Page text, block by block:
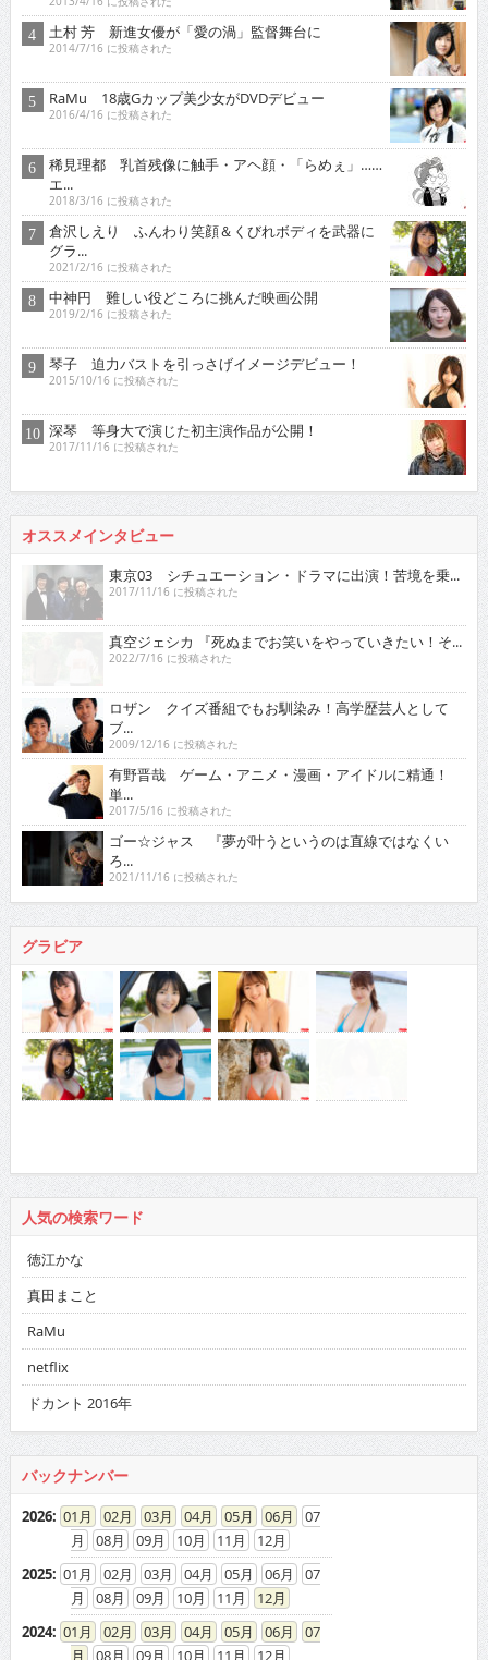
土村 芳 新進女優が「愛の渦」監督舞台に
2014/7/16 に投稿された
RaMu 18歳Gカップ美少女がDVDデビュー
2016/4/16 に投稿された
稀見理都 乳首残像に触手・アヘ顔・「らめぇ」……
エ...
2018/3/16 に投稿された
倉沢しえり ふんわり笑顔＆くびれボディを武器に
グラ...
2021/2/16 に投稿された
中神円 難しい役どころに挑んだ映画公開
2019/2/16 に投稿された
琴子 迫力バストを引っさげイメージデビュー！
2015/10/16 に投稿された
深琴 等身大で演じた初主演作品が公開！
2017/11/16 に投稿された
オススメインタビュー
東京03 シチュエーション・ドラマに出演！苦境を乗...
2017/11/16 に投稿された
真空ジェシカ 『死ぬまでお笑いをやっていきたい！そ...
2022/7/16 に投稿された
ロザン クイズ番組でもお馴染み！高学歴芸人として
ブ...
2009/12/16 に投稿された
有野晋哉 ゲーム・アニメ・漫画・アイドルに精通！
単...
2017/5/16 に投稿された
ゴー☆ジャス 『夢が叶うというのは直線ではなくい
ろ...
2021/11/16 に投稿された
グラビア
人気の検索ワード
徳江かな
真田まこと
RaMu
netflix
ドカント 2016年
バックナンバー
2026: 01 02 03 04 05 06
07
08
09 10 11
12
2025: 01 02 03 04 05 06
07
08
09 10 11
12
2024: 01 02 03 04 05 06
07
08
09 10 11
12